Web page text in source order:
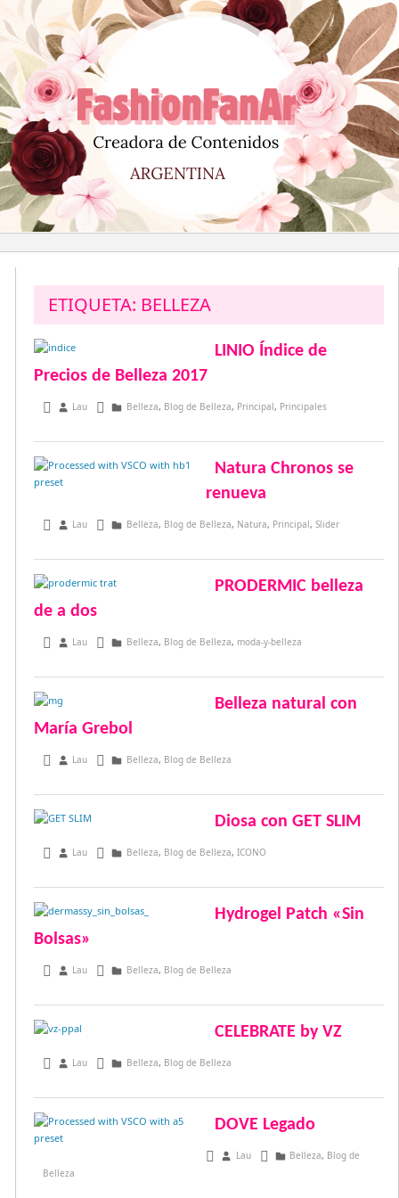
al
contenido
ETIQUETA: BELLEZA
LINIO Índice de
Precios de Belleza 2017
junio 2, 2017
Lau Belleza, Blog de Belleza, Principal, Principales
Natura Chronos se
renueva
abril 16, 2017
Lau Belleza, Blog de Belleza, Natura, Principal, Slider
PRODERMIC belleza
de a dos
enero 20, 2017
Lau Belleza, Blog de Belleza, moda-y-belleza
Belleza natural con
María Grebol
diciembre 23, 2016
Lau Belleza, Blog de Belleza
Diosa con GET SLIM
diciembre 9, 2016
Lau Belleza, Blog de Belleza, ICONO
Hydrogel Patch «Sin
Bolsas»
diciembre 4, 2016
Lau Belleza, Blog de Belleza
CELEBRATE by VZ
diciembre 2, 2016
Lau Belleza, Blog de Belleza
DOVE Legado
noviembre 21, 2016
Lau Belleza, Blog de
Belleza